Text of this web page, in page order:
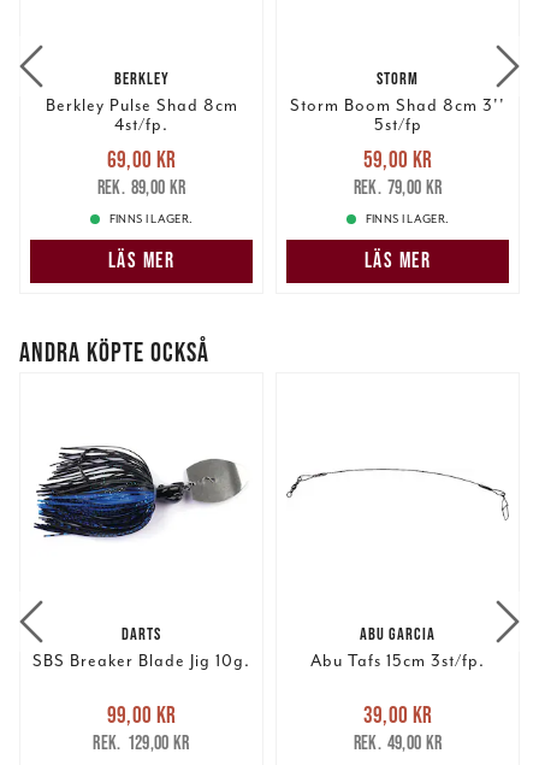
BERKLEY
Berkley Pulse Shad 8cm
4st/fp.
Nuvarande pris
69,00 krTidigare pris
89,00 kr
69,00 kr
89,00 kr
FINNS I LAGER.
LÄS MER
STORM
Storm Boom Shad 8cm 3''
5st/fp
Nuvarande pris
59,00 krTidigare pris
79,00 kr
59,00 kr
79,00 kr
FINNS I LAGER.
LÄS MER
ANDRA KÖPTE OCKSÅ
DARTS
SBS Breaker Blade Jig 10g.
Nuvarande pris
99,00 krTidigare pris
129,00 kr
99,00 kr
129,00 kr
ABU GARCIA
Abu Tafs 15cm 3st/fp.
Nuvarande pris
39,00 krTidigare pris
49,00 kr
39,00 kr
49,00 kr